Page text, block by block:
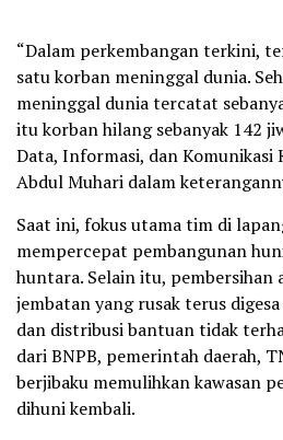
“Dalam perkembangan terkini,
satu korban meninggal dunia.
meninggal dunia tercatat
itu korban hilang sebanyak 142
Data, Informasi, dan Komunikasi
Abdul Muhari dalam
Saat ini, fokus utama tim di
mempercepat pembangunan
huntara. Selain itu, pembersihan
jembatan yang rusak terus
dan distribusi bantuan tidak
dari BNPB, pemerintah daerah,
berjibaku memulihkan kawasan
dihuni kembali.